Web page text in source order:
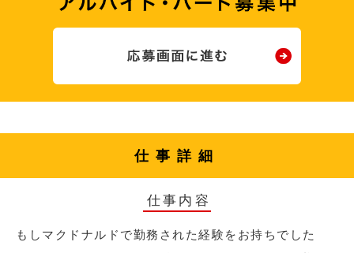
仕事詳細
仕事内容
もしマクドナルドで勤務された経験をお持ちでした